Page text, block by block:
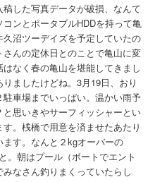
した写真データが破損、なんて
ンとポータブルHDDを持って亀
沼ツーデイズを予定していたの
んの定休日とのことで亀山に変
なく春の亀山を堪能してきまし
りましたけどね。3月19日、おり
車場までいっぱい。温かい雨予
思いきやサーフィッシャーとい
。桟橋で用意を済ませたあたり
す。なんと２kgオーバーの
。朝はプール（ボートでエント
なさん釣りまくっていたらし